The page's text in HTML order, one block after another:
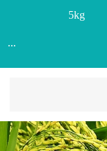
释均匀喷施苗床;移
天，用同样方法再
次。移栽前使用，
苗株体内，移栽后
释放并快速补充营
作为补氮肥使用：
5kg
...
【通用名称】有机
料【产品剂型】水
品规格】5kg、